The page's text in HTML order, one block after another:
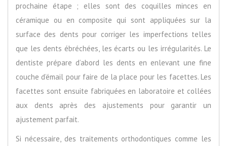
prochaine étape ; elles sont des coquilles minces en
céramique ou en composite qui sont appliquées sur la
surface des dents pour corriger les imperfections telles
que les dents ébréchées, les écarts ou les irrégularités. Le
dentiste prépare d’abord les dents en enlevant une fine
couche d’émail pour faire de la place pour les facettes. Les
facettes sont ensuite fabriquées en laboratoire et collées
aux dents après des ajustements pour garantir un
ajustement parfait.
Si nécessaire, des traitements orthodontiques comme les